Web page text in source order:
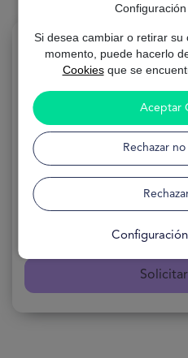
Si desea cambiar o retirar
momento, puede hacerlo
Cookiesque se
Aceptar
Rechazar
Encontrar